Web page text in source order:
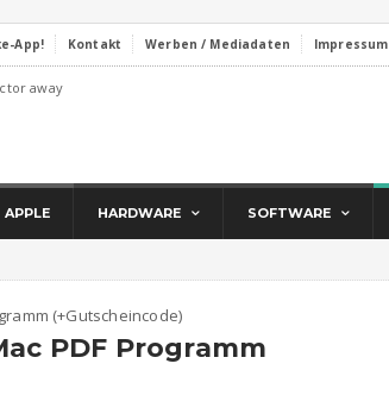
App! Kontakt Werben / Mediadaten Impressum
away
APPLE HARDWARE SOFTWARE
(+Gutscheincode)
PDF Programm